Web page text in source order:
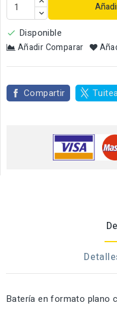
 Disponible
Añadir Comparar
Compartir
Batería en formato plano